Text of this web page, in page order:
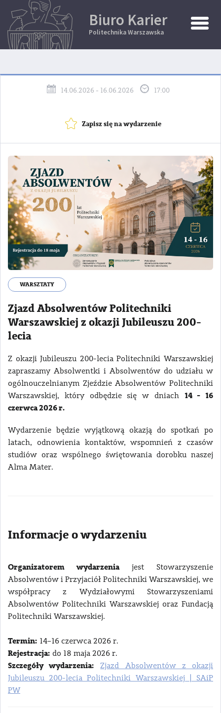
Toggle
Biuro Karier
Politechnika Warszawska
14.06.2026 - 16.06.2026 17:00
Zapisz się na wydarzenie
WARSZTATY
Zjazd Absolwentów Politechniki
Warszawskiej z okazji Jubileuszu 200-
lecia
Z okazji Jubileuszu 200-lecia Politechniki Warszawskiej
zapraszamy Absolwentki i Absolwentów do udziału w
ogólnouczelnianym Zjeździe Absolwentów Politechniki
Warszawskiej, który odbędzie się w dniach 14 - 16
czerwca 2026 r.
Wydarzenie będzie wyjątkową okazją do spotkań po
latach, odnowienia kontaktów, wspomnień z czasów
studiów oraz wspólnego świętowania dorobku naszej
Alma Mater.
Informacje o wydarzeniu
Organizatorem wydarzeniajest Stowarzyszenie
Absolwentów i Przyjaciół Politechniki Warszawskiej, we
współpracy z Wydziałowymi Stowarzyszeniami
Absolwentów Politechniki Warszawskiej oraz Fundacją
Politechniki Warszawskiej.
Termin: 14–16 czerwca 2026 r.
Rejestracja: do 18 maja 2026 r.
Szczegóły wydarzenia:
Zjazd Absolwentów z okazji
Jubileuszu 200-lecia Politechniki Warszawskiej | SAiP
PW